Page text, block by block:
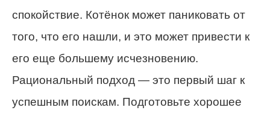
спокойствие. Котёнок может паниковать от
того, что его нашли, и это может привести к
его еще большему исчезновению.
Рациональный подход — это первый шаг к
успешным поискам. Подготовьте хорошее